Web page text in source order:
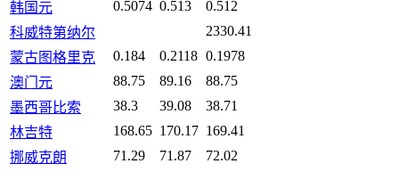
韩国元 0.5074 0.513
0.512
科威特第纳尔
2330.41
蒙古图格里克
0.184 0.2118 0.1978
澳门元
88.75 89.16
88.75
墨西哥比索
38.3 39.08
38.71
林吉特
168.65 170.17 169.41
挪威克朗
71.29 71.87
72.02